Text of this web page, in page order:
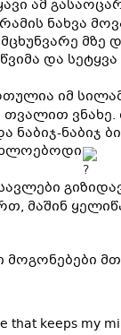
ამ
ნახვა
მზე
და სეტყვა
იმ
ვნახე.
ნაბიჯ-ნაბიჯ
მაშინ
that keeps my